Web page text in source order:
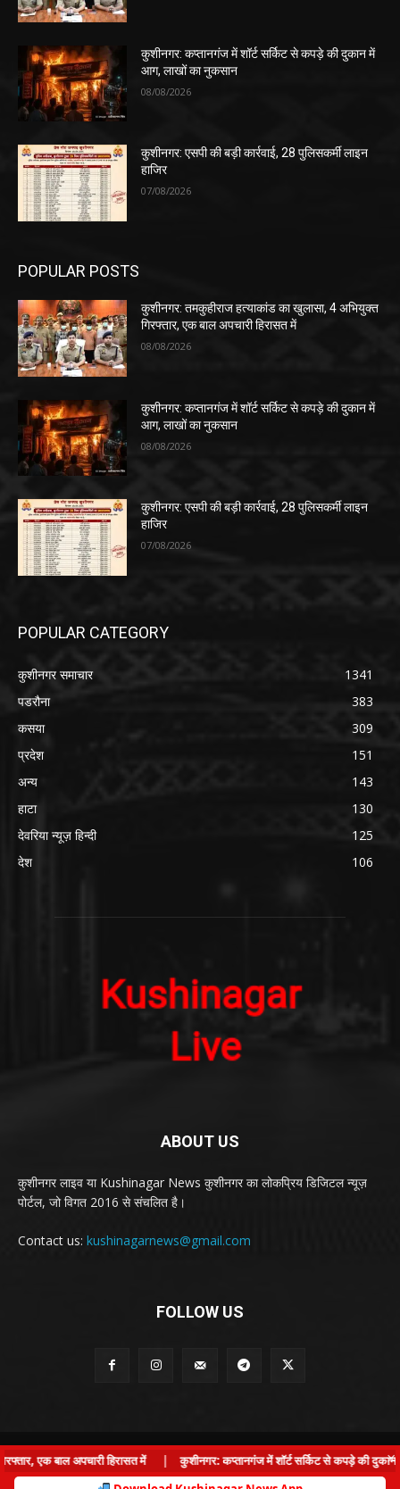
कुशीनगर: कप्तानगंज में शॉर्ट सर्किट से कपड़े की दुकान में
आग, लाखों का नुकसान
08/08/2026
कुशीनगर: एसपी की बड़ी कार्रवाई, 28 पुलिसकर्मी लाइन
हाजिर
07/08/2026
POPULAR POSTS
कुशीनगर: तमकुहीराज हत्याकांड का खुलासा, 4 अभियुक्त
गिरफ्तार, एक बाल अपचारी हिरासत में
08/08/2026
कुशीनगर: कप्तानगंज में शॉर्ट सर्किट से कपड़े की दुकान में
आग, लाखों का नुकसान
08/08/2026
कुशीनगर: एसपी की बड़ी कार्रवाई, 28 पुलिसकर्मी लाइन
हाजिर
07/08/2026
POPULAR CATEGORY
कुशीनगर समाचार
1341
पडरौना
383
कसया
309
प्रदेश
151
अन्य
143
हाटा
130
देवरिया न्यूज़ हिन्दी
125
देश
106
ABOUT US
कुशीनगर लाइव या Kushinagar News कुशीनगर का लोकप्रिय डिजिटल न्यूज़
पोर्टल, जो विगत 2016 से संचलित है।
Contact us: kushinagarnews@gmail.com
FOLLOW US
© Kushinagar Live - 2022 ×
एक बाल अपचारी हिरासत में
कुशीनगर: कप्तानगंज में शॉर्ट सर्किट से कपड़े की दुकान